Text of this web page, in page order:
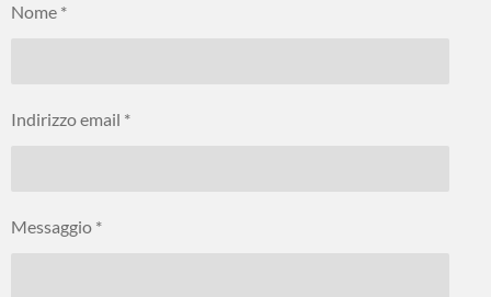
i
Nome *
Indirizzo email *
Messaggio *